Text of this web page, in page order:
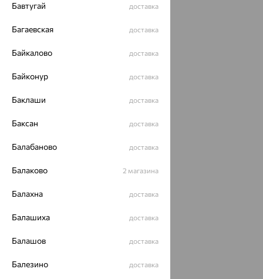
Бавтугай доставка
Багаевская доставка
Байкалово доставка
Байконур доставка
Баклаши доставка
Баксан доставка
Балабаново доставка
Балаково 2 магазина
Балахна доставка
Балашиха доставка
Балашов доставка
Балезино доставка